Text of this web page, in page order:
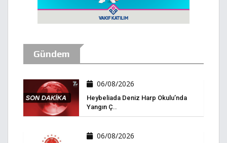
Gündem
06/08/2026
Heybeliada Deniz Harp Okulu’nda
Yangın Ç..
06/08/2026